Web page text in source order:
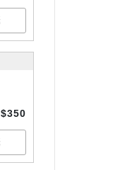
$350